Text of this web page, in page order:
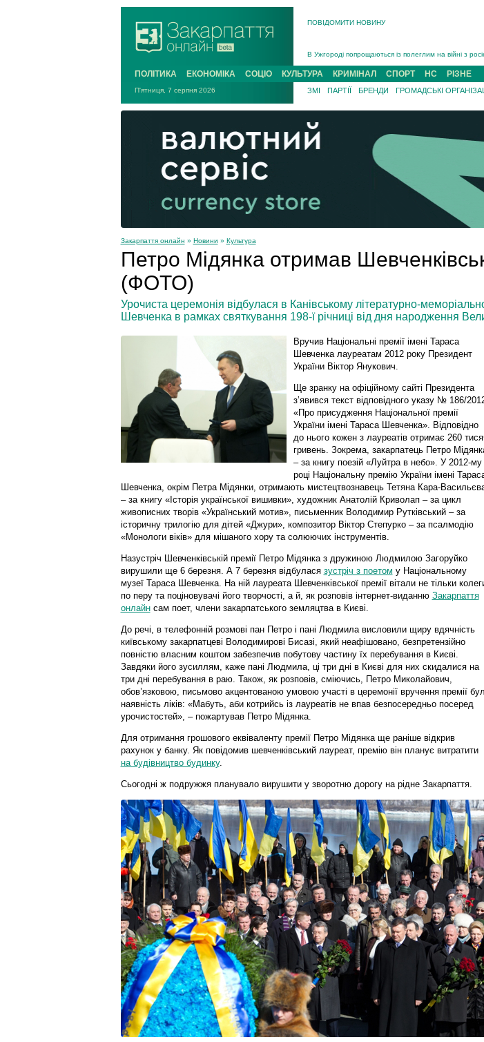
ПОВІДОМИТИ НОВИНУ
Інструктора районного ТЦК на Закарпатті
В Ужгороді 5 серпня попрощаються із захисником
Підтвердили загибель захисника із Нанкова на
На війні з рф поліг військовий з Виноградова Ігнат
На Хустщині внаслідок ДТП за участі трьох авто
Інструктора районного ТЦК на Закарпатті
ПОЛІТИКА ЕКОНОМІКА СОЦІО КУЛЬТУРА КРИМІНАЛ СПОРТ НС РІЗНЕ
П'ятниця, 7 серпня 2026 ЗМІ ПАРТІЇ БРЕНДИ ГРОМАДСЬКІ
Закарпаття онлайн » Новини » Культура
Петро Мідянка отримав
(ФОТО)
Урочиста церемонія відбулася в Канівському літературно-
Шевченка в рамках святкування 198-ї річниці від дня народження
Вручив Національні премії імені Тараса
Шевченка лауреатам 2012 року Президент
України Віктор Янукович.
Ще зранку на офіційному сайті Президента
з’явився текст відповідного указу № 186/
«Про присудження Національної премії
України імені Тараса Шевченка». Відповідно
до нього кожен з лауреатів отримає 260
гривень. Зокрема, закарпатець Петро
– за книгу поезій «Луйтра в небо». У 2012-му
році Національну премію України імені
Шевченка, окрім Петра Мідянки, отримають мистецтвознавець Тетяна Кара-
– за книгу «Історія української вишивки», художник Анатолій Криволап – за цикл
живописних творів «Український мотив», письменник Володимир Рутківський – за
історичну трилогію для дітей «Джури», композитор Віктор Степурко – за псалмодію
«Монологи віків» для мішаного хору та солюючих інструментів.
Назустріч Шевченківській премії Петро Мідянка з дружиною Людмилою Загоруйко
вирушили ще 6 березня. А 7 березня відбулася зустріч з поетом у Національному
музеї Тараса Шевченка. На ній лауреата Шевченківської премії вітали не тільки
по перу та поціновувачі його творчості, а й, як розповів інтернет-виданню Закарпаття
онлайнсам поет, члени закарпатського земляцтва в Києві.
До речі, в телефонній розмові пан Петро і пані Людмила висловили щиру вдячність
київському закарпатцеві Володимирові Бисазі, який неафішовано, безпретензійно
повністю власним коштом забезпечив побутову частину їх перебування в Києві.
Завдяки його зусиллям, каже пані Людмила, ці три дні в Києві для них скидалися на
три дні перебування в раю. Також, як розповів, сміючись, Петро Миколайович,
обов’язковою, письмово акцентованою умовою участі в церемонії вручення премії
наявність ліків: «Мабуть, аби котрийсь із лауреатів не впав безпосередньо посеред
урочистостей», – пожартував Петро Мідянка.
Для отримання грошового еквіваленту премії Петро Мідянка ще раніше відкрив
рахунок у банку. Як повідомив шевченківський лауреат, премію він планує витратити
на будівництво будинку.
Сьогодні ж подружжя планувало вирушити у зворотню дорогу на рідне Закарпаття.